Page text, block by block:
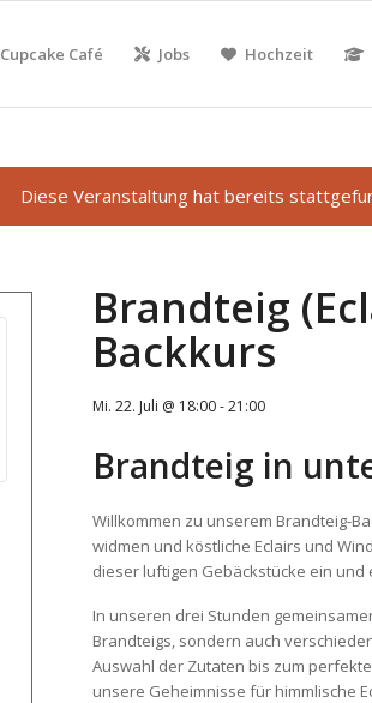
Cupcake Café Jobs Hochzeit
Diese Veranstaltung hat bereits
Brandteig
Backkurs
Mi. 22. Juli @ 18:00-21:00
Brandteig in
Willkommen zu unserem Brandteig-
widmen und köstliche Eclairs und
dieser luftigen Gebäckstücke ein
In unseren drei Stunden
Brandteigs, sondern auch
Auswahl der Zutaten bis zum
unsere Geheimnisse für himmlische